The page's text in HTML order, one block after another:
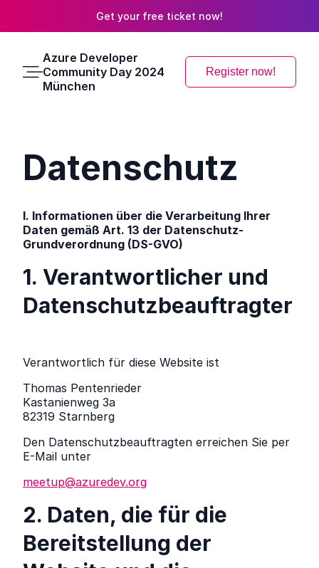
Get your free ticket now!
Main
Menu
Azure Developer
Community Day 2024
München
Register now!
Datenschutz
I. Informationen über die Verarbeitung Ihrer
Daten gemäß Art. 13 der Datenschutz-
Grundverordnung (DS-GVO)
1. Verantwortlicher und
Datenschutzbeauftragter
Verantwortlich für diese Website ist
Thomas Pentenrieder
Kastanienweg 3a
82319 Starnberg
Den Datenschutzbeauftragten erreichen Sie per
E-Mail unter
meetup@azuredev.org
2. Daten, die für die
Bereitstellung der